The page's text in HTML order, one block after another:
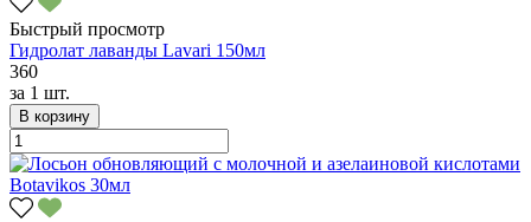
Быстрый просмотр
Гидролат лаванды Lavari 150мл
360
за 1 шт.
В корзину